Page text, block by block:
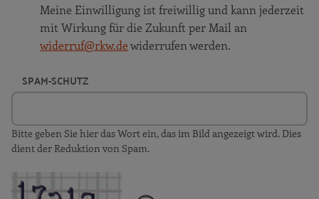
Meine Einwilligung ist freiwillig und kann jederzeit
mit Wirkung für die Zukunft per Mail an
widerruf@rkw.dewiderrufen werden.
SPAM-SCHUTZ
Bitte geben Sie hier das Wort ein, das im Bild angezeigt wird. Dies
dient der Reduktion von Spam.